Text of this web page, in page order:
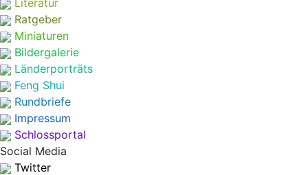
Literatur
Ratgeber
Miniaturen
Bildergalerie
Länderporträts
Feng Shui
Rundbriefe
Impressum
Schlossportal
Social Media
Twitter